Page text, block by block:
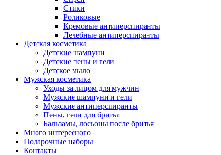
Стики
Роликовые
Кремовые антиперспиранты
Лечебные антиперспиранты
Детская косметика
Детские шампуни
Детские пены и гели
Детское мыло
Мужская косметика
Уходы за лицом для мужчин
Мужские шампуни и гели
Мужские антиперспиранты
Пены, гели для бритья
Бальзамы, лосьоны после бритья
Много интересного
Подарочные наборы
Контакты